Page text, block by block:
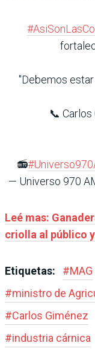
"Debemos
📞
📻
— Universo 970
Leé mas:
criolla al público
Etiquetas: #MAG
#ministro de
#Carlos Giménez
#industria cárnica